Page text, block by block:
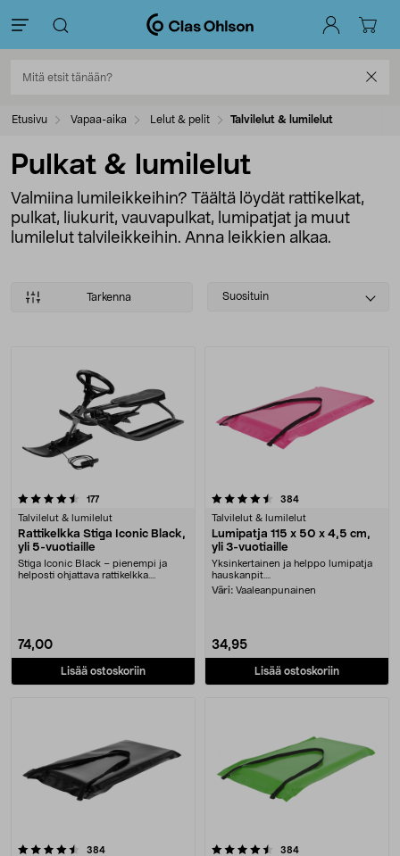
Etusivu Vapaa-aika Lelut & pelit Talvilelut & lumilelut
Pulkat & lumilelut
Valmiina lumileikkeihin? Täältä löydät rattikelkat,
pulkat, liukurit, vauvapulkat, lumipatjat ja muut
lumilelut talvileikkeihin. Anna leikkien alkaa.
Tarkenna
Select
Suosituin
177arvostelut
Talvilelut & lumilelut
Rattikelkka Stiga Iconic Black,
yli 5-vuotiaille
Stiga Iconic Black – pienempi ja
helposti ohjattava rattikelkka.
74,00
Lisää ostoskoriin
4.5 viidestä tähdestä 384arvostelut
Talvilelut & lumilelut
Lumipatja 115 x 50 x 4,5 cm,
yli 3-vuotiaille
Yksinkertainen ja helppo lumipatja
hauskanpit....
Väri: Vaaleanpunainen
34,95
Lisää ostoskoriin
384arvostelut
4.5 viidestä tähdestä 384arvostelut